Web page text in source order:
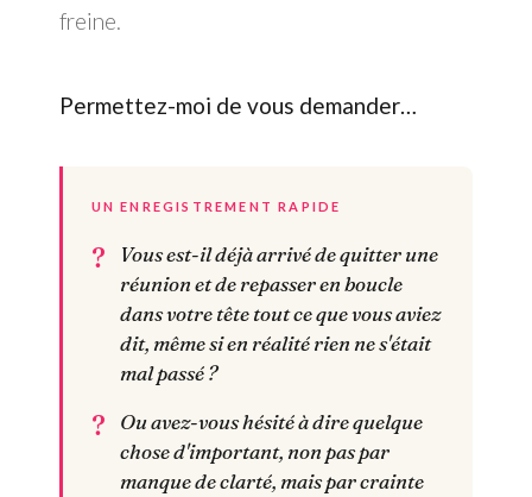
freine.
Permettez-moi de vous demander…
UN ENREGISTREMENT RAPIDE
Vous est-il déjà arrivé de quitter une
réunion et de repasser en boucle
dans votre tête tout ce que vous aviez
dit, même si en réalité rien ne s'était
mal passé ?
Ou avez-vous hésité à dire quelque
chose d'important, non pas par
manque de clarté, mais par crainte